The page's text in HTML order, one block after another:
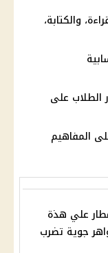
والكتابة،
الطلاب على
المفاهيم
وأمطار علي هذة
.. تحذير من 3 ظواهر جوية تضرب